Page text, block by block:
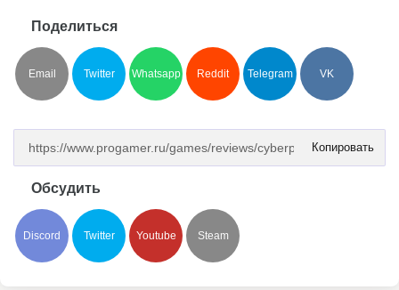
Поделиться
Email Twitter Whatsapp Reddit Telegram VK
Копировать
Обсудить
Discord Twitter Youtube Steam